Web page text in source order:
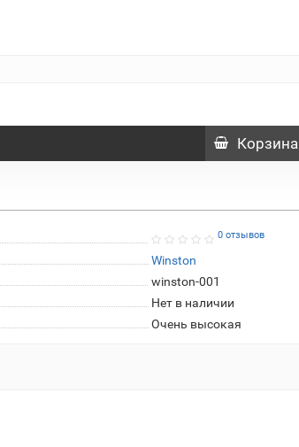
Корзина
0 отзывов
Winston
winston-001
Нет в наличии
Очень высокая